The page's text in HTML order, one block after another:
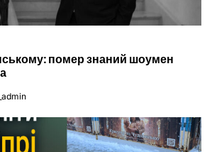
помер знаний шоумен